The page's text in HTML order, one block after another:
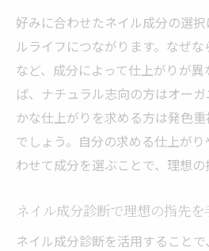
好みに合わせたネイル成分の選
ルライフにつながります。なぜ
など、成分によって仕上がりが異
ば、ナチュラル志向の方はオー
かな仕上がりを求める方は発色
でしょう。自分の求める仕上が
わせて成分を選ぶことで、理想の
ネイル成分診断で理想の指先を
ネイル成分診断を活用すること